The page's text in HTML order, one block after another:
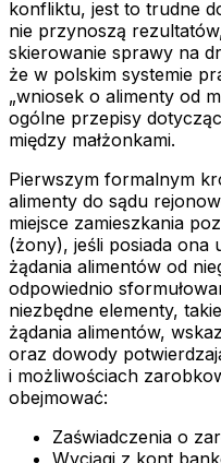
konfliktu, jest to trudne
nie przynoszą
skierowanie sprawy na
że w polskim systemie
„wniosek o alimenty od
ogólne przepisy
między małżonkami.
Pierwszym formalnym
alimenty do sądu
miejsce zamieszkania
(żony), jeśli posiada ona
żądania alimentów od
odpowiednio
niezbędne elementy,
żądania alimentów,
oraz dowody
i możliwościach
obejmować:
Zaświadczenia o